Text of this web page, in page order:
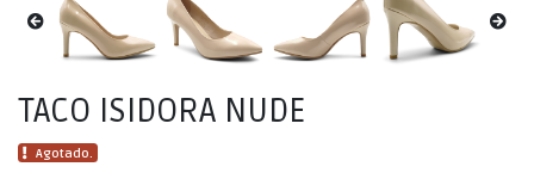
TACO ISIDORA NUDE
Agotado.